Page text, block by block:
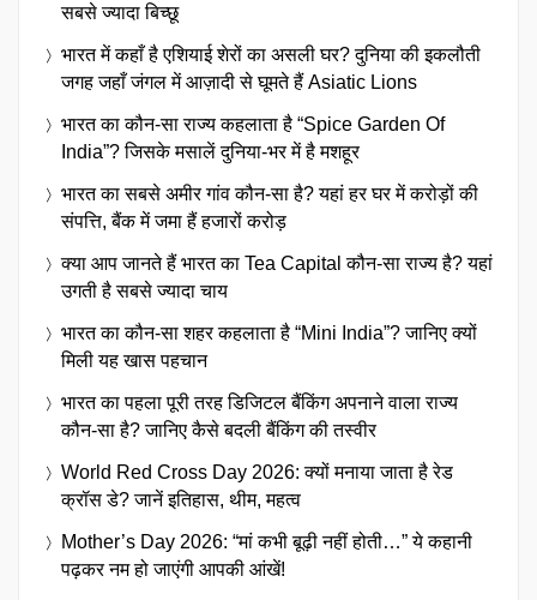
सबसे ज्यादा बिच्छू
भारत में कहाँ है एशियाई शेरों का असली घर? दुनिया की इकलौती
जगह जहाँ जंगल में आज़ादी से घूमते हैं Asiatic Lions
भारत का कौन-सा राज्य कहलाता है “Spice Garden Of
India”? जिसके मसालें दुनिया-भर में है मशहूर
भारत का सबसे अमीर गांव कौन-सा है? यहां हर घर में करोड़ों की
संपत्ति, बैंक में जमा हैं हजारों करोड़
क्या आप जानते हैं भारत का Tea Capital कौन-सा राज्य है? यहां
उगती है सबसे ज्यादा चाय
भारत का कौन-सा शहर कहलाता है “Mini India”? जानिए क्यों
मिली यह खास पहचान
भारत का पहला पूरी तरह डिजिटल बैंकिंग अपनाने वाला राज्य
कौन-सा है? जानिए कैसे बदली बैंकिंग की तस्वीर
World Red Cross Day 2026: क्यों मनाया जाता है रेड
क्रॉस डे? जानें इतिहास, थीम, महत्व
Mother’s Day 2026: “मां कभी बूढ़ी नहीं होती…” ये कहानी
पढ़कर नम हो जाएंगी आपकी आंखें!